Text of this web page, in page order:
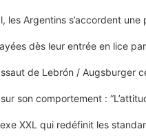
les Argentins s’accordent
dès leur entrée en lice
de Lebrón / Augsburger
son comportement :
XXL qui redéfinit les